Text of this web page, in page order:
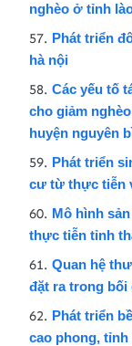
nghèo ở tỉnh
Phát triển
hà nội
Các yếu tố
cho giảm
huyện nguyên
Phát triển
cư từ thực tiễn
Mô hình
thực tiễn tỉnh
Quan hệ
đặt ra trong bối
Phát triển
cao phong, tỉnh